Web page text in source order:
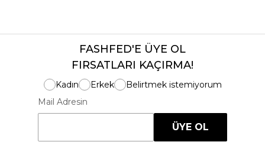
FASHFED'E ÜYE OL
FIRSATLARI KAÇIRMA!
Kadın Erkek
Belirtmek istemiyorum
Mail Adresin
ÜYE OL